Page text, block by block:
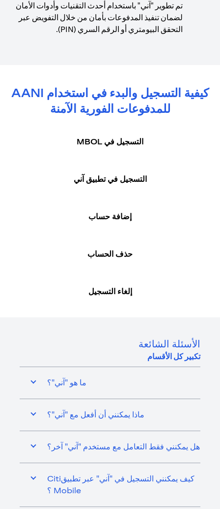
تم تطوير "آني" باستخدام أحدث التقنيات وأدوات الأمان
لضمان تنفيذ المدفوعات بأمان من خلال التفويض عبر
التحقق البيومتري أو الرقم السري (PIN).
كيفية التسجيل والبدء في استخدام AANI
للمدفوعات الفورية الآمنة
التسجيل في MBOL
التسجيل في تطبيق آني
إضافة حساب
حذف الحساب
إلغاء التسجيل
الأسئلة الشائعة
تكبير كل الأقسام
ما هو "آني"؟
ماذا يمكنني أن أفعل مع "آني"؟
هل يمكنني فقط التعامل مع مستخدم "آني" آخر؟
كيف يمكنني التسجيل في "آني" عبر تطبيقCiti
Mobile ؟